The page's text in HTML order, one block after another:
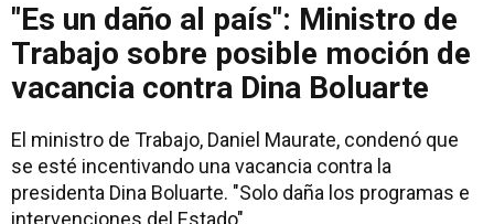
"Es un daño al país": Ministro de
Trabajo sobre posible moción de
vacancia contra Dina Boluarte
El ministro de Trabajo, Daniel Maurate, condenó que
se esté incentivando una vacancia contra la
presidenta Dina Boluarte. "Solo daña los programas e
intervenciones del Estado".